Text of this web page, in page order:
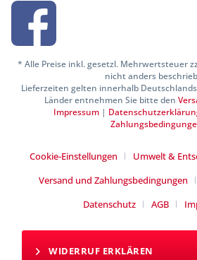
* Alle Preise inkl. gesetzl. Mehrwertsteuer
nicht anders
Lieferzeiten gelten innerhalb
Länder entnehmen Sie bitte den
Impressum |
Cookie-Einstellungen Umwelt &
Versand und Zahlungsbedingungen
Datenschutz
AGB
WIDERRUF ERKLÄREN